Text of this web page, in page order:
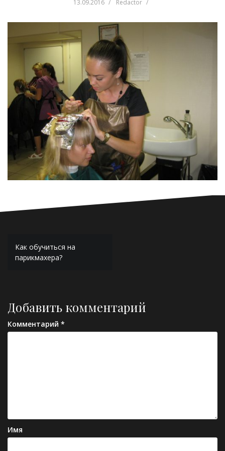
13.09.2016 Redactor
Навигация
по
Как обучиться на
парикмахера?
Добавить комментарий
Комментарий *
Имя